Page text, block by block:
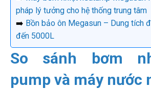
pháp lý tưởng cho hệ thống trung tâm
➡️ Bồn bảo ôn Megasun – Dung tích
đến 5000L
So sánh bơm
pump và máy nước